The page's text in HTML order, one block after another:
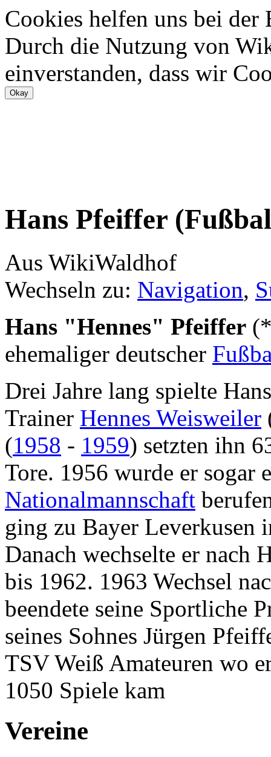
Cookies helfen uns bei
Durch die Nutzung von
einverstanden, dass wir
Hans Pfeiffer
Aus WikiWaldhof
Wechseln zu: Navigation,
Hans "Hennes" Pfeiffer
ehemaliger deutscher
Drei Jahre lang spielte
Trainer Hennes Weisweiler
(1958 - 1959) setzten ihn
Tore. 1956 wurde er sogar
Nationalmannschaft
ging zu Bayer Leverkusen
Danach wechselte er nach
bis 1962. 1963 Wechsel
beendete seine Sportliche
seines Sohnes Jürgen
TSV Weiß Amateuren wo
1050 Spiele kam
Vereine